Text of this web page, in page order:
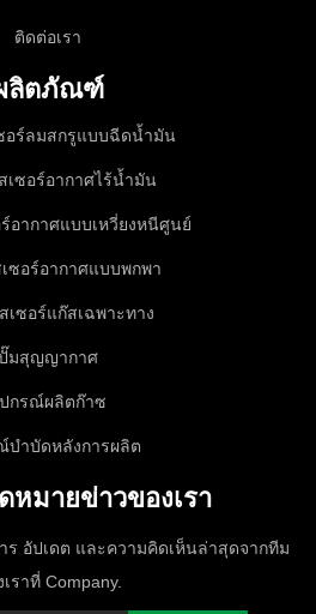
ติดต่อเรา
ลิตภัณฑ์
อร์ลมสกรูแบบฉีดน้ำมัน
เซอร์อากาศไร้น้ำมัน
อากาศแบบเหวี่ยงหนีศูนย์
ซอร์อากาศแบบพกพา
เซอร์แก๊สเฉพาะทาง
มสุญญากาศ
กรณ์ผลิตก๊าซ
บำบัดหลังการผลิต
หมายข่าวของเรา
ร อัปเดต และความคิดเห็นล่าสุดจากทีม
ราที่ Company.